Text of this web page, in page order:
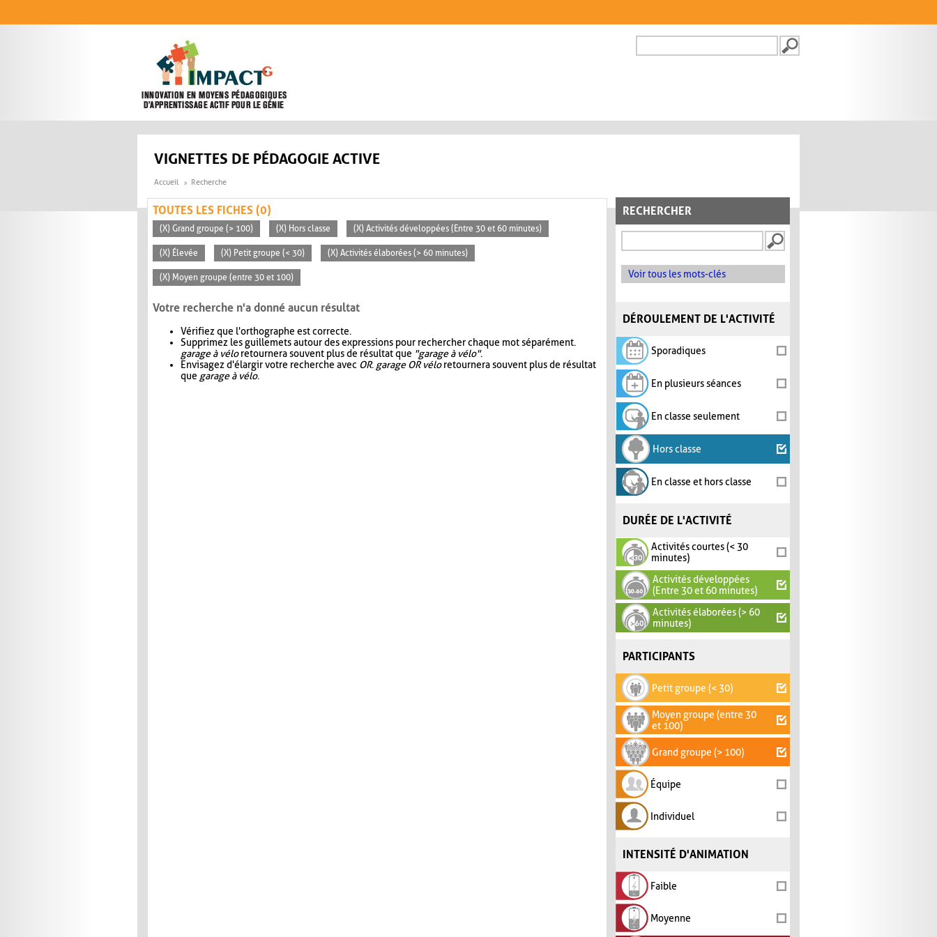
FORMULAIRE DE
VIGNETTES DE PÉDAGOGIE ACTIVE
Accueil Recherche
RECHERCHER
Voir tous les mots-clés
DÉROULEMENT DE L'ACTIVITÉ
Sporadiques
En plusieurs séances
En classe seulement
Hors classe
En classe et hors classe
DURÉE DE L'ACTIVITÉ
Activités courtes (< 30
minutes)
Activités développées
(Entre 30 et 60 minutes)
Activités élaborées (> 60
minutes)
PARTICIPANTS
Petit groupe (< 30)
Moyen groupe (entre 30
et 100)
Grand groupe (> 100)
Équipe
Individuel
INTENSITÉ D'ANIMATION
Faible
Moyenne
TOUTES LES FICHES (0)
(X) Grand groupe (> 100) (X) Hors classe (X) Activités développées (Entre 30 et 60 minutes)
(X) Élevée (X) Petit groupe (< 30) (X) Activités élaborées (> 60 minutes)
(X) Moyen groupe (entre 30 et 100)
Votre recherche n'a donné aucun résultat
Vérifiez que l'orthographe est correcte.
Supprimez les guillemets autour des expressions pour rechercher chaque mot séparément.
garage à véloretournera souvent plus de résultat que "garage à vélo".
Envisagez d'élargir votre recherche avec OR. garage OR véloretournera souvent plus de résultat
que garage à vélo.